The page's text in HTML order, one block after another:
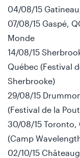
04/08/15
07/08/15 Gaspé,
Monde
14/08/15
Québec (Festival
Sherbrooke)
29/08/15
(Festival de la
30/08/15 Toronto,
(Camp
02/10/15